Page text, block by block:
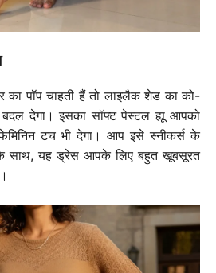
का पॉप चाहती हैं तो लाइलैक शेड का को-
देगा। इसका सॉफ्ट पेस्टल ह्यू आपको
टच भी देगा। आप इसे स्नीकर्स के
साथ, यह ड्रेस आपके लिए बहुत खूबसूरत